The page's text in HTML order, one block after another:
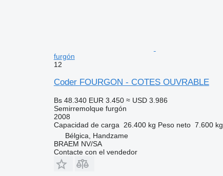
furgón
12
Coder FOURGON - COTES OUVRABLE
Bs 48.340 EUR 3.450 ≈ USD 3.986
Semirremolque furgón
2008
Capacidad de carga
26.400 kg Peso neto 7.600 kg
Bélgica, Handzame
BRAEM NV/SA
Contacte con el vendedor